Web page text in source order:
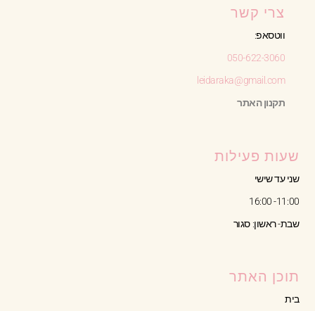
צרי קשר
ווטסאפ:
050-622-3060
leidaraka@gmail.com
תקנון האתר
שעות פעילות
שני עד שישי
11:00- 16:00
שבת- ראשון: סגור
תוכן האתר
בית